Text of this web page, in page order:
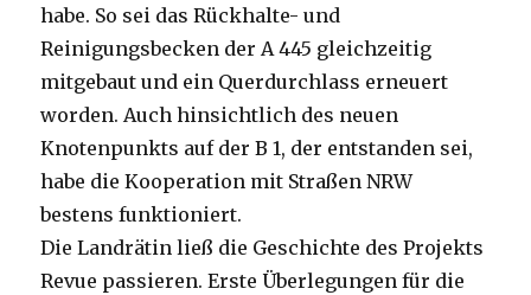
habe. So sei das Rückhalte- und
Reinigungsbecken der A 445 gleichzeitig
mitgebaut und ein Querdurchlass erneuert
worden. Auch hinsichtlich des neuen
Knotenpunkts auf der B 1, der entstanden sei,
habe die Kooperation mit Straßen NRW
bestens funktioniert.
Die Landrätin ließ die Geschichte des Projekts
Revue passieren. Erste Überlegungen für die